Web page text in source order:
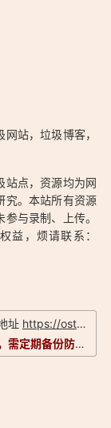
」
」
站，垃圾博客，
站点，资源均为网
究。本站所有资源
与录制、上传。
益，烦请联系：
址 https://ostarted.com/about/
我们不销售主机，任何VPS主机均有跑路风险，需定期备份防止数据丢失。信息以实际为准，评测仅供参考！